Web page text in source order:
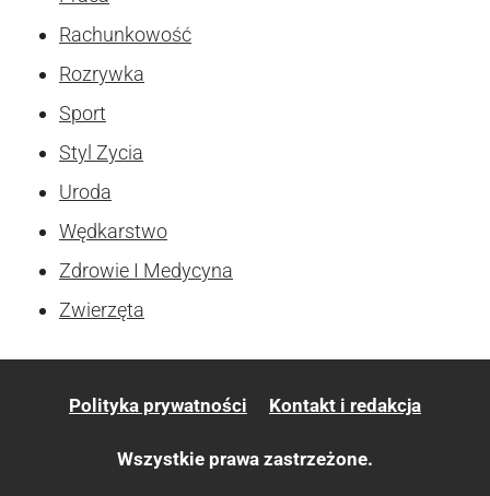
Rachunkowość
Rozrywka
Sport
Styl Zycia
Uroda
Wędkarstwo
Zdrowie I Medycyna
Zwierzęta
Polityka prywatności Kontakt i redakcja
Wszystkie prawa zastrzeżone.